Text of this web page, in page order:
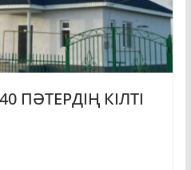
ПӘТЕРДІҢ КІЛТІ